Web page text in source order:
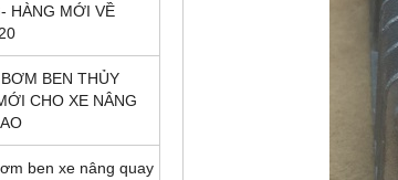
HÀNG MỚI VỀ
BEN THỦY
CHO XE NÂNG
ben xe nâng quay